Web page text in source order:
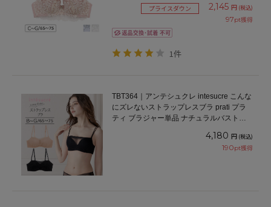
プライスダウン 2,145 円 (税込)
97pt獲得
1件
TBT364｜アンテシュクレ intesucre こんな
にズレないストラップレスブラ prati プラ
ティ ブラジャー単品 ナチュラルバストメ
4,180 円 (税込)
190pt獲得